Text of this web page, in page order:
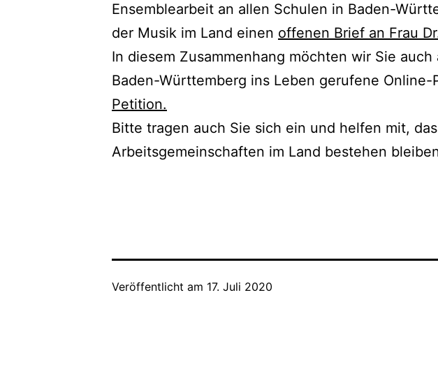
Ensemblearbeit an allen Schulen in Baden-
der Musik im Land einen offenen Brief an Frau
In diesem Zusammenhang möchten wir Sie
Baden-Württemberg ins Leben gerufene
Petition.
Bitte tragen auch Sie sich ein und helfen mit,
Arbeitsgemeinschaften im Land bestehen
Veröffentlicht am 17. Juli 2020